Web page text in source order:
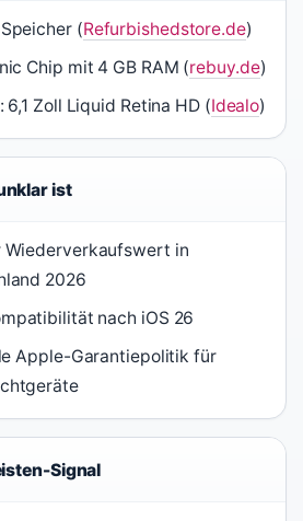
(Refurbishedstore.de)
Chip mit 4 GB RAM (rebuy.de)
6,1 Zoll Liquid Retina HD (Idealo)
ist
Wiederverkaufswert in
2026
nach iOS 26
Apple-Garantiepolitik für
Signal